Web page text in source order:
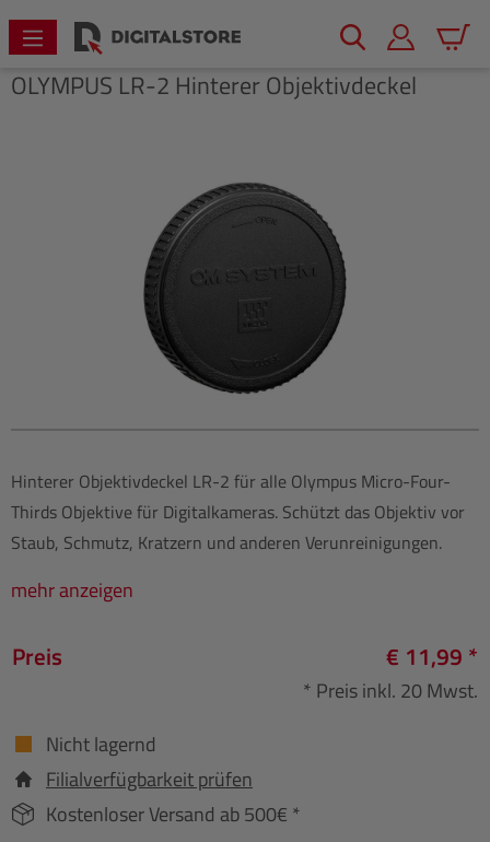
springen
OLYMPUS LR-2 Hinterer Objektivdeckel
Hinterer Objektivdeckel LR-2 für alle Olympus Micro-Four-
Thirds Objektive für Digitalkameras. Schützt das Objektiv vor
Staub, Schmutz, Kratzern und anderen Verunreinigungen.
mehr anzeigen
Preis € 11,99 *
* Preis inkl. 20 Mwst.
Nicht lagernd
Filialverfügbarkeit prüfen
Kostenloser Versand ab 500€ *